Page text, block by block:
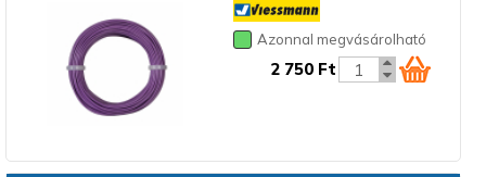
Azonnal megvásárolható
2 750 Ft